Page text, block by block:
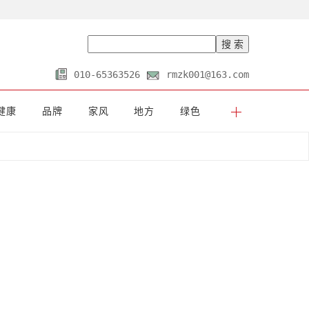
010-65363526 rmzk001@163.com
康 品牌 家风 地方 绿色